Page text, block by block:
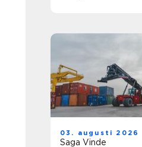
03. augusti 2026
Saga Vinde